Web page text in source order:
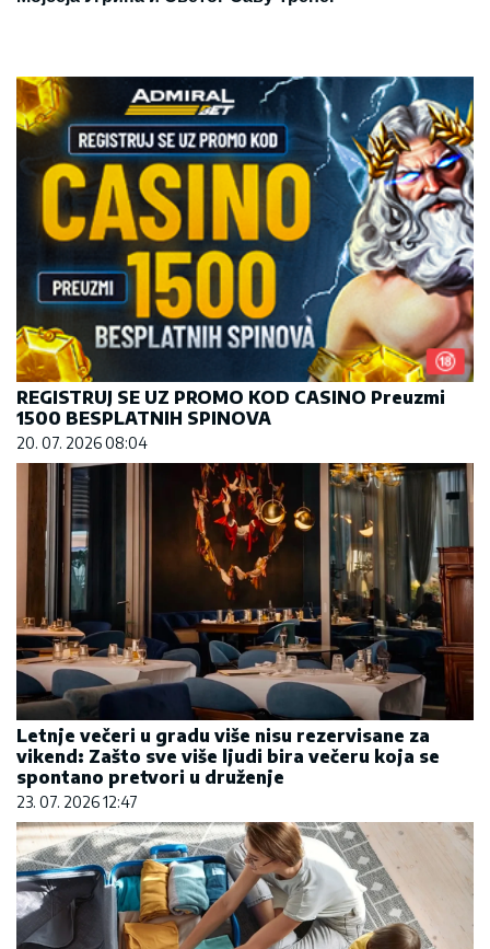
REGISTRUJ SE UZ PROMO KOD CASINO Preuzmi
1500 BESPLATNIH SPINOVA
20. 07. 2026 08:04
Letnje večeri u gradu više nisu rezervisane za
vikend: Zašto sve više ljudi bira večeru koja se
spontano pretvori u druženje
23. 07. 2026 12:47